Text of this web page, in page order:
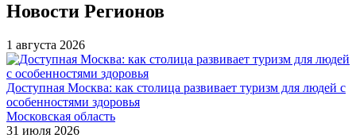
Новости Регионов
1 августа 2026
Доступная Москва: как столица развивает туризм для людей с
особенностями здоровья
Московская область
31 июля 2026